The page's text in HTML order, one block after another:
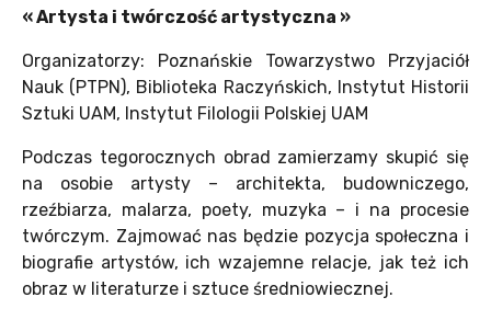
« Artysta i twórczość artystyczna »
Organizatorzy: Poznańskie Towarzystwo Przyjaciół
Nauk (PTPN), Biblioteka Raczyńskich, Instytut Historii
Sztuki UAM, Instytut Filologii Polskiej UAM
Podczas tegorocznych obrad zamierzamy skupić się
na osobie artysty – architekta, budowniczego,
rzeźbiarza, malarza, poety, muzyka – i na procesie
twórczym. Zajmować nas będzie pozycja społeczna i
biografie artystów, ich wzajemne relacje, jak też ich
obraz w literaturze i sztuce średniowiecznej.